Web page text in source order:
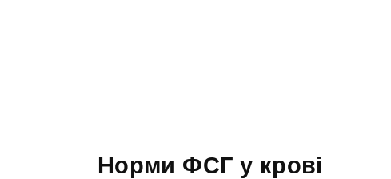
Норми ФСГ у крові